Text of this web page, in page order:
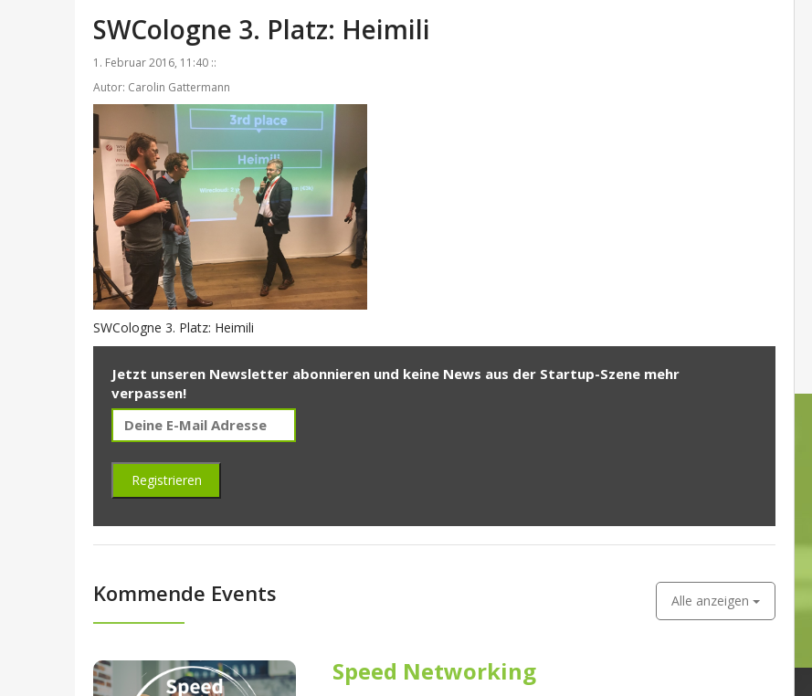
SWCologne 3. Platz: Heimili
1. Februar 2016, 11:40 ::
Autor: Carolin Gattermann
SWCologne 3. Platz: Heimili
Jetzt unseren Newsletter abonnieren und keine News aus der Startup-Szene mehr
verpassen!
Kommende Events Alle anzeigen
Speed Networking